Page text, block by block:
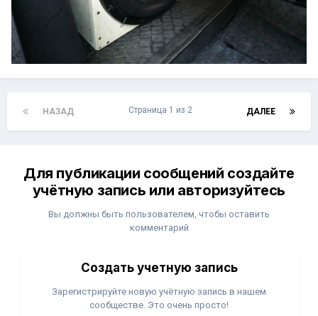
НАЗАД ДАЛЕЕ
Страница 1 из 2
Для публикации сообщений создайте
учётную запись или авторизуйтесь
Вы должны быть пользователем, чтобы оставить
комментарий
Создать учетную запись
Зарегистрируйте новую учётную запись в нашем
сообществе. Это очень просто!